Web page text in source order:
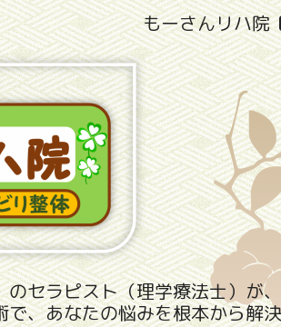
もーさんリハ院
セラピスト（理学療法士）が
、あなたの悩みを根本から解決